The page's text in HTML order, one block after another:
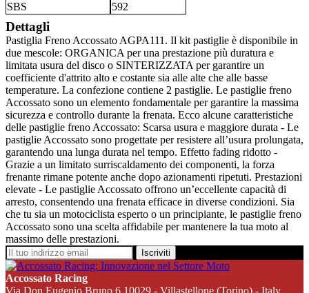
SBS
592
Dettagli
Pastiglia Freno Accossato AGPA111. Il kit pastiglie è disponibile in
due mescole: ORGANICA per una prestazione più duratura e
limitata usura del disco o SINTERIZZATA per garantire un
coefficiente d'attrito alto e costante sia alle alte che alle basse
temperature. La confezione contiene 2 pastiglie. Le pastiglie freno
Accossato sono un elemento fondamentale per garantire la massima
sicurezza e controllo durante la frenata. Ecco alcune caratteristiche
delle pastiglie freno Accossato: Scarsa usura e maggiore durata - Le
pastiglie Accossato sono progettate per resistere all’usura prolungata,
garantendo una lunga durata nel tempo. Effetto fading ridotto -
Grazie a un limitato surriscaldamento dei componenti, la forza
frenante rimane potente anche dopo azionamenti ripetuti. Prestazioni
elevate - Le pastiglie Accossato offrono un’eccellente capacità di
arresto, consentendo una frenata efficace in diverse condizioni. Sia
che tu sia un motociclista esperto o un principiante, le pastiglie freno
Accossato sono una scelta affidabile per mantenere la tua moto al
massimo delle prestazioni.
Iscriviti
Accossato Racing
Via Don Eugenio Bruno 6 10029 - Villastellone (Torino) - Italy